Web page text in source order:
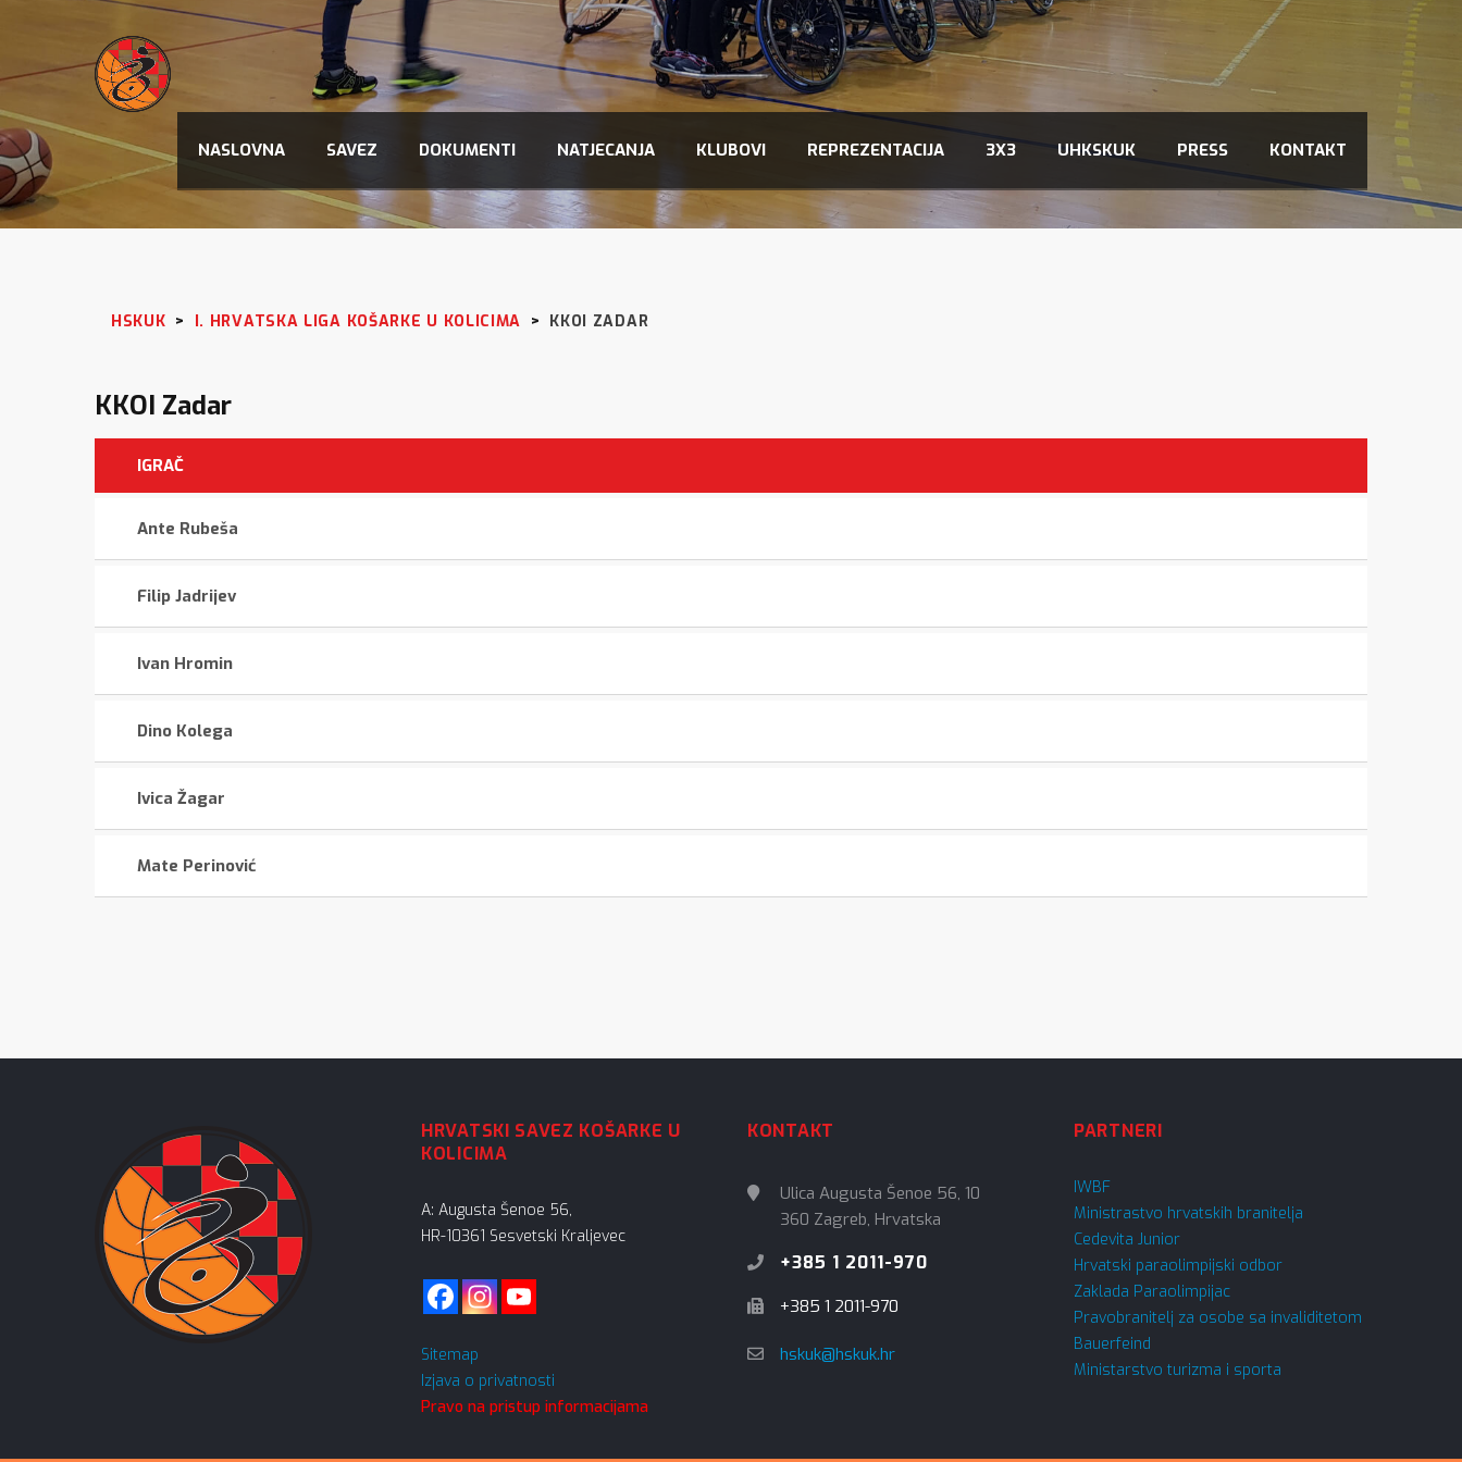
NASLOVNA SAVEZ DOKUMENTI NATJECANJA KLUBOVI REPREZENTACIJA 3X3 UHKSKUK PRESS KONTAKT
HSKUK > I. HRVATSKA LIGA KOŠARKE U KOLICIMA > KKOI ZADAR
KKOI Zadar
IGRAČ
Ante Rubeša
Filip Jadrijev
Ivan Hromin
Dino Kolega
Ivica Žagar
Mate Perinović
HRVATSKI SAVEZ KOŠARKE U
KOLICIMA
A: Augusta Šenoe 56,
HR-10361 Sesvetski Kraljevec
Sitemap
Izjava o privatnosti
Pravo na pristup informacijama
KONTAKT
Ulica Augusta Šenoe 56, 10
360 Zagreb, Hrvatska
+385 1 2011-970
+385 1 2011-970
hskuk@hskuk.hr
PARTNERI
IWBF
Ministrastvo hrvatskih branitelja
Cedevita Junior
Hrvatski paraolimpijski odbor
Zaklada Paraolimpijac
Pravobranitelj za osobe sa invaliditetom
Bauerfeind
Ministarstvo turizma i sporta